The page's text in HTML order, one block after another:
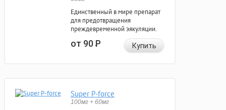
Единственный в мире препарат
для предотвращения
преждевременной эякуляции.
от 90Р Купить
Super P-force
100мг + 60мг